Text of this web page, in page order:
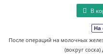
В
На
После операций на молочных
(вокруг соска)